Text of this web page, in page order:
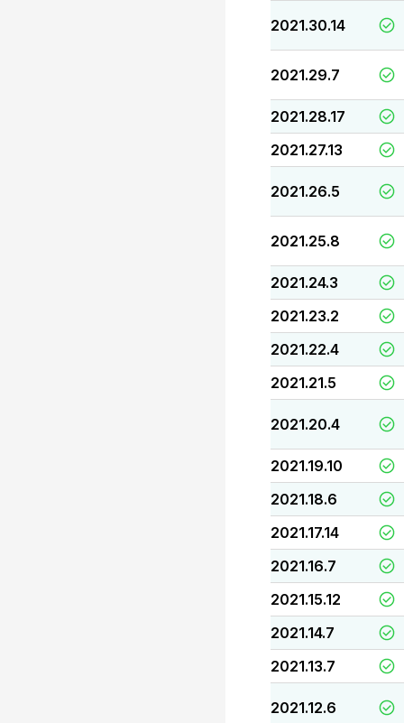
2021.30.14
2021.29.7
2021.28.17
2021.27.13
2021.26.5
2021.25.8
2021.24.3
2021.23.2
2021.22.4
2021.21.5
2021.20.4
2021.19.10
2021.18.6
2021.17.14
2021.16.7
2021.15.12
2021.14.7
2021.13.7
2021.12.6